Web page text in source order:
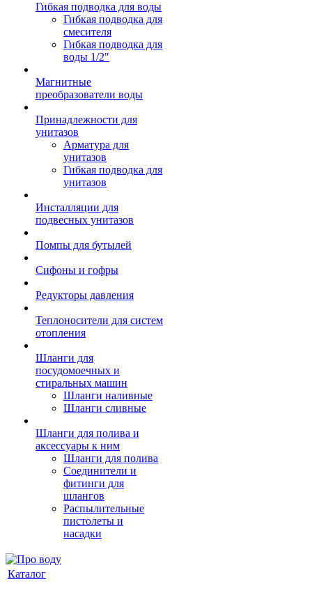
Гибкая подводка для воды
Гибкая подводка для
смесителя
Гибкая подводка для
воды 1/2"
Магнитные
преобразователи воды
Принадлежности для
унитазов
Арматура для
унитазов
Гибкая подводка для
унитазов
Инсталляции для
подвесных унитазов
Помпы для бутылей
Сифоны и гофры
Редукторы давления
Теплоносители для систем
отопления
Шланги для
посудомоечных и
стиральных машин
Шланги наливные
Шланги сливные
Шланги для полива и
аксессуары к ним
Шланги для полива
Соединители и
фитинги для
шлангов
Распылительные
пистолеты и
насадки
Каталог